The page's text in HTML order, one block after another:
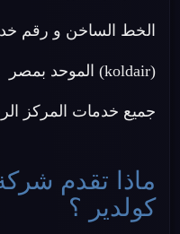
الخط الساخن و رقم
(koldair) الموحد بمصر
جميع خدمات المركز
ماذا تقدم
كولدير ؟